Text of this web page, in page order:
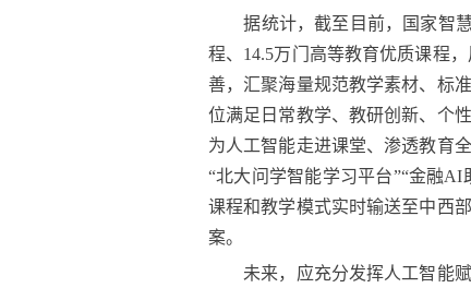
据统计，截至目前，国家智慧
程、14.5万门高等教育优质课程
善，汇聚海量规范教学素材、标
位满足日常教学、教研创新、个
为人工智能走进课堂、渗透教育
“北大问学智能学习平台”“金融
课程和教学模式实时输送至中西
案。
未来，应充分发挥人工智能赋